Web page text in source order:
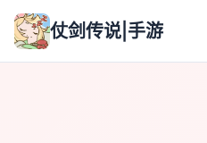
仗剑传说|手游